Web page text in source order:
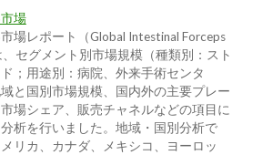
場
場レポート（Global Intestinal Forceps
セグメント別市場規模（種類別：スト
；用途別：病院、外来手術センタ
と国別市場規模、国内外の主要プレー
場シェア、販売チャネルなどの項目に
析を行いました。地域・国別分析で
リカ、カナダ、メキシコ、ヨーロッ